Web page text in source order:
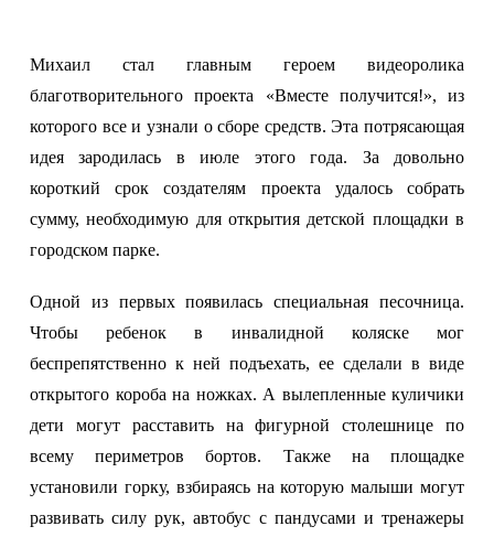
Михаил стал главным героем видеоролика
благотворительного проекта «Вместе получится!», из
которого все и узнали о сборе средств. Эта потрясающая
идея зародилась в июле этого года. За довольно
короткий срок создателям проекта удалось собрать
сумму, необходимую для открытия детской площадки в
городском парке.
Одной из первых появилась специальная песочница.
Чтобы ребенок в инвалидной коляске мог
беспрепятственно к ней подъехать, ее сделали в виде
открытого короба на ножках. А вылепленные куличики
дети могут расставить на фигурной столешнице по
всему периметров бортов. Также на площадке
установили горку, взбираясь на которую малыши могут
развивать силу рук, автобус с пандусами и тренажеры